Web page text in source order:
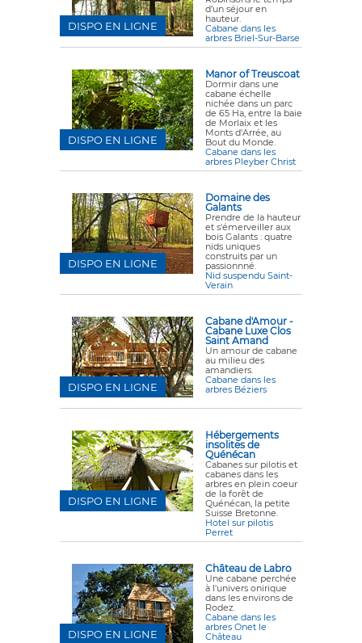
d’un séjour en
hauteur.
Cabane dans les
arbres Briel-Sur-Barse
DISPO EN LIGNE
Manor of Treuscoat
Dormir dans une
cabane échelle
nichée dans un parc
de 65 Ha, entre la baie
de Morlaix et les
Monts d'Arrée, au
Bout du Monde.
Cabane dans les
arbres Pleyber Christ
DISPO EN LIGNE
Domaine des
Galants
Prendre de la hauteur
et s'émerveiller aux
bois Galants : quatre
nids uniques
construits par un
passionnné.
Nid suspendu Saint-
Verain
DISPO EN LIGNE
Cabane d'Amour -
Cabane Luxe Clos
Saint Amand
Un amour de cabane
au milieu des
amandiers.
Cabane dans les
arbres Béziers
DISPO EN LIGNE
Hébergements
insolites de
Quénécan
Cabanes sur pilotis et
cabanes dans les
arbres en plein coeur
de la forêt de
Quénécan, la petite
Suisse Bretonne.
Hotel sur pilotis
Perret
DISPO EN LIGNE
Château de Labro
Une cabane perchée
à l'univers onirique
dans les environs de
Rodez.
Cabane dans les
arbres Onet le
Château
DISPO EN LIGNE